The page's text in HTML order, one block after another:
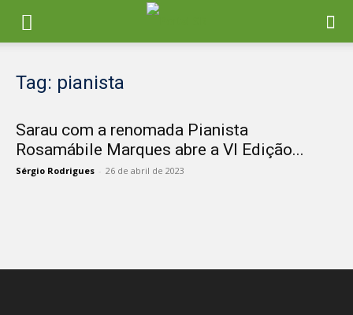
Tag: pianista
Sarau com a renomada Pianista
Rosamábile Marques abre a VI Edição...
Sérgio Rodrigues - 26 de abril de 2023